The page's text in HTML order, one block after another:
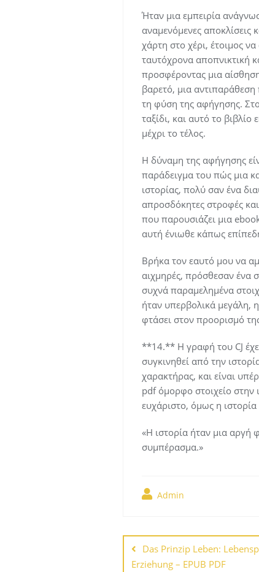
Ήταν μια εμπειρία
αναμενόμενες αποκλίσεις
χάρτη στο χέρι, έτοιμος
ταυτόχρονα αποπνικτική
προσφέροντας μια
βαρετό, μια
τη φύση της αφήγησης.
ταξίδι, και αυτό το
μέχρι το τέλος.
Η δύναμη της αφήγησης
παράδειγμα του πώς μια
ιστορίας, πολύ σαν ένα
απροσδόκητες στροφές
που παρουσιάζει μια
αυτή ένιωθε κάπως
Βρήκα τον εαυτό μου να
αιχμηρές, πρόσθεσαν ένα
συχνά παραμελημένα
ήταν υπερβολικά μεγάλη,
φτάσει στον προορισμό
**14.** Η γραφή του CJ
συγκινηθεί από την
χαρακτήρας, και είναι
pdf όμορφο στοιχείο στην
ευχάριστο, όμως η
«Η ιστορία ήταν μια
συμπέρασμα.»
Admin
Navegación
deDas Prinzip Leben:
Erziehung – EPUB PDF